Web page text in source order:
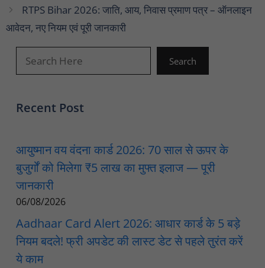
RTPS Bihar 2026: जाति, आय, निवास प्रमाण पत्र – ऑनलाइन
आवेदन, नए नियम एवं पूरी जानकारी
Search
Recent Post
आयुष्मान वय वंदना कार्ड 2026: 70 साल से ऊपर के
बुजुर्गों को मिलेगा ₹5 लाख का मुफ्त इलाज — पूरी
जानकारी
06/08/2026
Aadhaar Card Alert 2026: आधार कार्ड के 5 बड़े
नियम बदले! फ्री अपडेट की लास्ट डेट से पहले तुरंत करें
ये काम